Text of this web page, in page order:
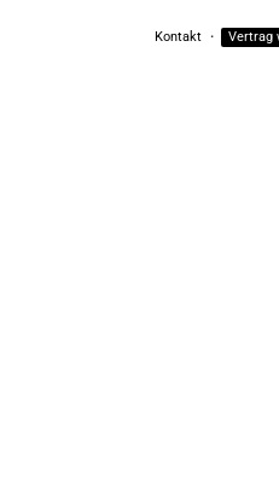
Kontakt Vertrag